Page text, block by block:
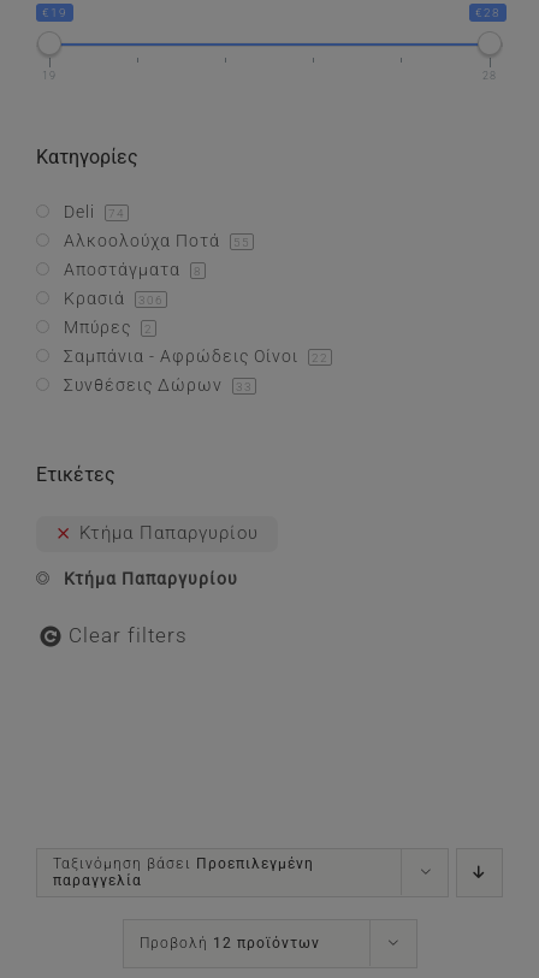
Συνθέσεις Δώρων
Ταξινόμηση βάσει Προεπιλεγμένη
παραγγελία
Προβολή 12 προϊόντων
€19 €28
19 28
Κατηγορίες
Deli 74
Αλκοολούχα Ποτά 55
Αποστάγματα 8
Κρασιά 306
Μπύρες 2
Σαμπάνια - Αφρώδεις Οίνοι 22
Συνθέσεις Δώρων 33
Ετικέτες
Κτήμα Παπαργυρίου
Κτήμα Παπαργυρίου
Clear filters